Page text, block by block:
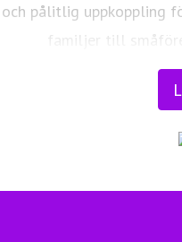
och pålitlig uppkoppling
familjer till
verksamheter. Vi
vardagen och är en
transportnätet och ett